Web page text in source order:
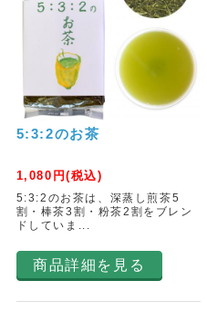
5:3:2のお茶
1,080 円(税込)
5:3:2のお茶は、深蒸し煎茶5
割・棒茶3割・粉茶2割をブレン
ドしていま...
商品詳細を見る